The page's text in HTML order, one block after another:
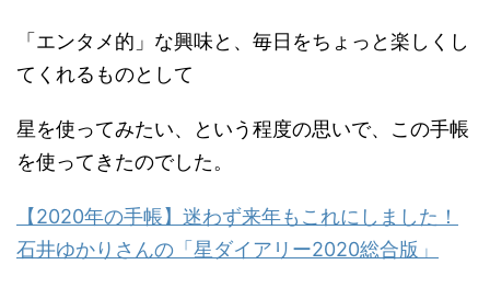
「エンタメ的」な興味と、毎日をちょっと楽しくし
てくれるものとして
星を使ってみたい、という程度の思いで、この手帳
を使ってきたのでした。
【2020年の手帳】迷わず来年もこれにしました！
石井ゆかりさんの「星ダイアリー2020総合版」